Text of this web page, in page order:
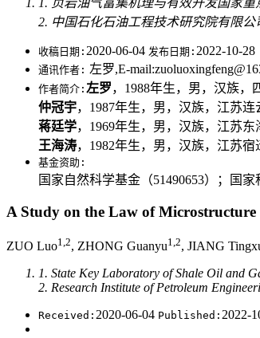
1. 页岩油气富集机理与有效开发国家重
2. 中国石化石油工程技术研究院有限公
收稿日期: 2020-06-04 发布日期: 2022-10-28
通讯作者: 左罗,E-
作者简介: 左罗，1988年生，男，汉族，
仲冠宇，1987年生，男，汉族，江苏
蒋廷学，1969年生，男，汉族，江苏
王海涛，1982年生，男，汉族，江苏
基金资助:
国家自然科学基金（51490653）；国家
A Study on the Law of
ZUO Luo1,2, ZHONG Guanyu1,2, JIANG
1. State Key Laboratory of Shale Oil and
2. Research Institute of Petroleum
Received: 2020-06-04 Published: 2022-